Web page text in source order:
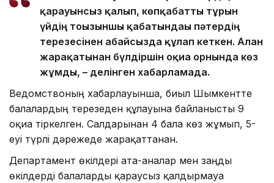
қарауынсыз қалып, көпқабатты тұрғын
үйдің тоғызыншы қабатындағы пәтердің
терезесінен абайсызда құлап кеткен. Алған
жарақатынан бүлдіршін оқиға орнында көз
жұмды, – делінген хабарламада.
Ведомствоның хабарлауынша, биыл Шымкентте
балалардың терезеден құлауына байланысты 9
оқиға тіркелген. Салдарынан 4 бала көз жұмып, 5-
еуі түрлі дәрежеде жарақаттанған.
Департамент өкілдері ата-аналар мен заңды
өкілдерді балаларды қараусыз қалдырмауға